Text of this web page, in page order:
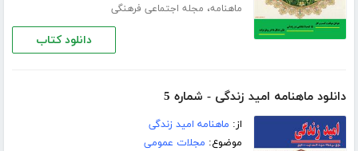
ماهنامه، مجله اجتماعی فرهنگی
دانلود کتاب
دانلود ماهنامه امید زندگی - شماره 5
از: ماهنامه امید زندگی
موضوع: مجلات عمومی